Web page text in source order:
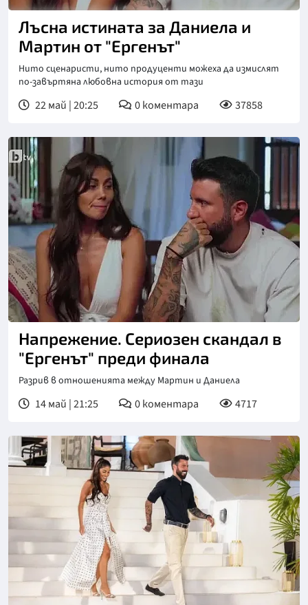
Лъсна истината за Даниела и
Мартин от "Ергенът"
Нито сценаристи, нито продуценти можеха да измислят
по-завъртяна любовна история от тази
22 май | 20:25 0коментара 37858
Снимка: bTV
Напрежение. Сериозен скандал в
"Ергенът" преди финала
Разрив в отношенията между Мартин и Даниела
14 май | 21:25 0коментара 4717